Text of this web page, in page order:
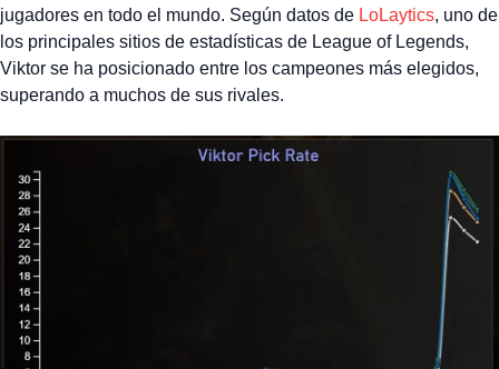
jugadores en todo el mundo. Según datos de LoLaytics, uno de
los principales sitios de estadísticas de League of Legends,
Viktor se ha posicionado entre los campeones más elegidos,
superando a muchos de sus rivales.